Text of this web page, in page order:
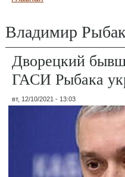
Вы здесь
Владимир
Дворецкий
ГАСИ Рыбака
вт, 12/10/2021 - 13:03